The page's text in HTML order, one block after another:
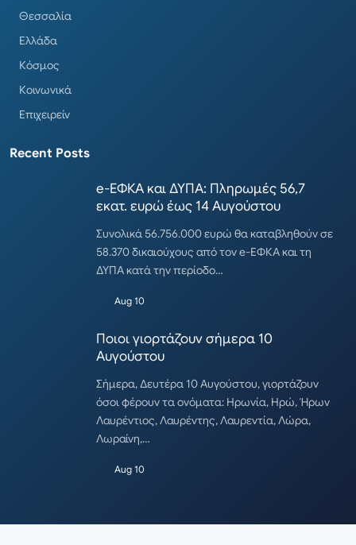
Θεσσαλία
Ελλάδα
Κόσμος
Κοινωνικά
Επιχειρείν
Recent Posts
e-ΕΦΚΑ και ΔΥΠΑ: Πληρωμές 56,7
εκατ. ευρώ έως 14 Αυγούστου
Συνολικά 56.756.000 ευρώ θα καταβληθούν σε
58.370 δικαιούχους από τον e-ΕΦΚΑ και τη
ΔΥΠΑ κατά την περίοδο…
Aug 10
Ποιοι γιορτάζουν σήμερα 10
Αυγούστου
Σήμερα, Δευτέρα 10 Αυγούστου, γιορτάζουν
όσοι φέρουν τα ονόματα: Ηρωνία, Ηρώ, Ήρων
Λαυρέντιος, Λαυρέντης, Λαυρεντία, Λώρα,
Λωραίνη,…
Aug 10